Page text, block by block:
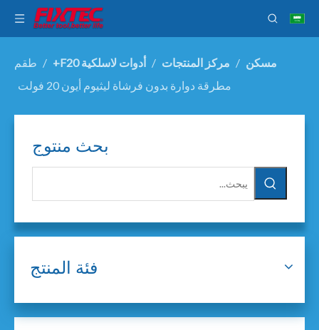
مسكن / مركز المنتجات / أدوات لاسلكية F20+ / طقم
مطرقة دوارة بدون فرشاة ليثيوم أيون 20 فولت
بحث منتوج
فئة المنتج